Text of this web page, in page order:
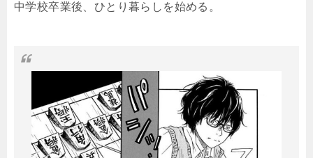
中学校卒業後、ひとり暮らしを始める。